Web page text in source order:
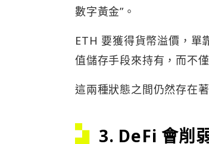
數字黃金”。
ETH 要獲得貨幣溢價，單
值儲存手段來持有，而不
這兩種狀態之間仍然存在
3. DeFi 會削